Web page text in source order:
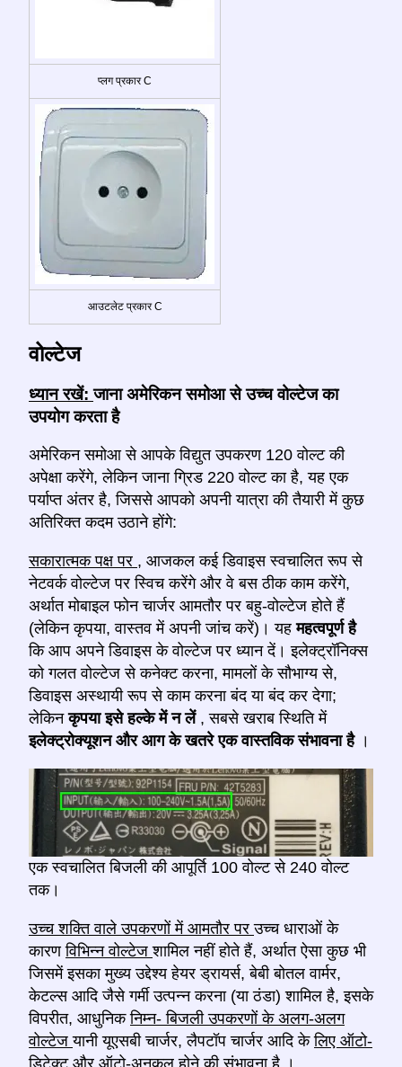
प्लग प्रकार C
आउटलेट प्रकार C
वोल्टेज
ध्यान रखें:जाना अमेरिकन समोआ से उच्च वोल्टेज का
उपयोग करता है
अमेरिकन समोआ से आपके विद्युत उपकरण 120 वोल्ट की
अपेक्षा करेंगे, लेकिन जाना ग्रिड 220 वोल्ट का है, यह एक
पर्याप्त अंतर है, जिससे आपको अपनी यात्रा की तैयारी में कुछ
अतिरिक्त कदम उठाने होंगे:
सकारात्मक पक्ष पर , आजकल कई डिवाइस स्वचालित रूप से
नेटवर्क वोल्टेज पर स्विच करेंगे और वे बस ठीक काम करेंगे,
अर्थात मोबाइल फोन चार्जर आमतौर पर बहु-वोल्टेज होते हैं
(लेकिन कृपया, वास्तव में अपनी जांच करें)। यहमहत्वपूर्ण है
कि आप अपने डिवाइस के वोल्टेज पर ध्यान दें। इलेक्ट्रॉनिक्स
को गलत वोल्टेज से कनेक्ट करना, मामलों के सौभाग्य से,
डिवाइस अस्थायी रूप से काम करना बंद या बंद कर देगा;
लेकिनकृपया इसे हल्के में न लें , सबसे खराब स्थिति में
इलेक्ट्रोक्यूशन और आग के खतरे एक वास्तविक संभावना है ।
एक स्वचालित बिजली की आपूर्ति 100 वोल्ट से 240 वोल्ट
तक।
उच्च शक्ति वाले उपकरणों में आमतौर परउच्च धाराओं के
कारणविभिन्न वोल्टेजशामिल नहीं होते हैं, अर्थात ऐसा कुछ भी
जिसमें इसका मुख्य उद्देश्य हेयर ड्रायर्स, बेबी बोतल वार्मर,
केटल्स आदि जैसे गर्मी उत्पन्न करना (या ठंडा) शामिल है, इसके
विपरीत, आधुनिकनिम्न- बिजली उपकरणों के अलग-अलग
वोल्टेजयानी यूएसबी चार्जर, लैपटॉप चार्जर आदि केलिए ऑटो-